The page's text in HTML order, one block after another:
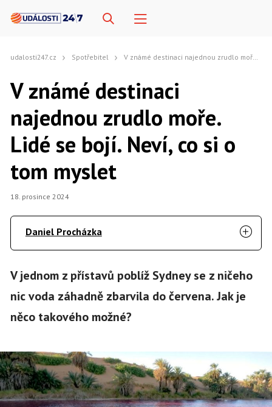
udalosti247.cz Spotřebitel V známé destinaci najednou zrudlo moře. Lidé se bojí. Neví, co si o tom myslet
V známé destinaci
najednou zrudlo moře.
Lidé se bojí. Neví, co si o
tom myslet
18. prosince 2024
Daniel Procházka
V jednom z přístavů poblíž Sydney se z ničeho
nic voda záhadně zbarvila do červena. Jak je
něco takového možné?